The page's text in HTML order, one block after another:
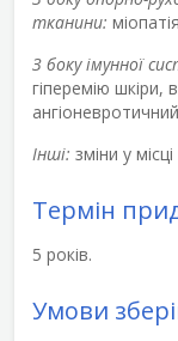
тканини:
З боку імунної
гіперемію шкіри,
Інші: зміни у
Термін
5 років.
Умови